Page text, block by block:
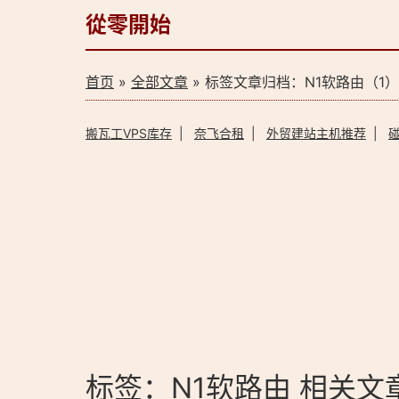
從零開始
首页 » 全部文章 » 标签文章归档：N1软路由（1）
搬瓦工VPS库存 奈飞合租 外贸建站主机推荐
标签：N1软路由 相关文